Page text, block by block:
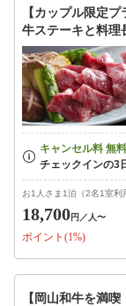
【カップル限定
牛ステーキと料理
お1人さま1泊（2名1室利
18,700円 ／人〜
ポイント(1%)
【岡山和牛を満